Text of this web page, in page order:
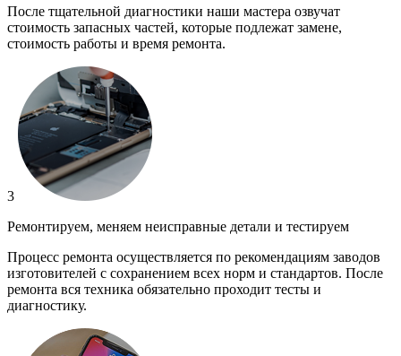
После тщательной диагностики наши мастера озвучат
стоимость запасных частей, которые подлежат замене,
стоимость работы и время ремонта.
3
Ремонтируем, меняем неисправные детали и тестируем
Процесс ремонта осуществляется по рекомендациям заводов
изготовителей с сохранением всех норм и стандартов. После
ремонта вся техника обязательно проходит тесты и
диагностику.